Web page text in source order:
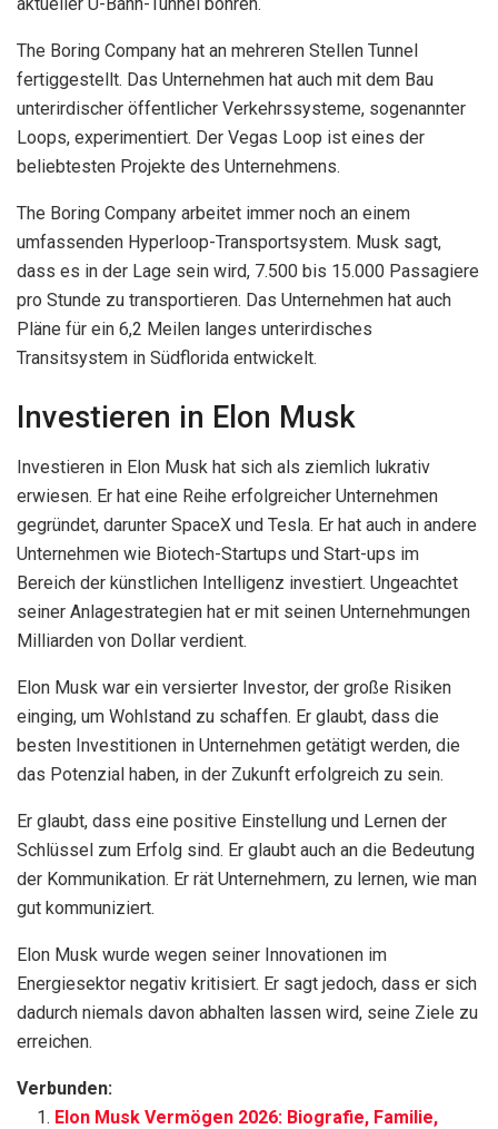
The Boring Company hat an mehreren Stellen Tunnel
fertiggestellt. Das Unternehmen hat auch mit dem Bau
unterirdischer öffentlicher Verkehrssysteme, sogenannter
Loops, experimentiert. Der Vegas Loop ist eines der
beliebtesten Projekte des Unternehmens.
The Boring Company arbeitet immer noch an einem
umfassenden Hyperloop-Transportsystem. Musk sagt,
dass es in der Lage sein wird, 7.500 bis 15.000 Passagiere
pro Stunde zu transportieren. Das Unternehmen hat auch
Pläne für ein 6,2 Meilen langes unterirdisches
Transitsystem in Südflorida entwickelt.
Investieren in Elon Musk
Investieren in Elon Musk hat sich als ziemlich lukrativ
erwiesen. Er hat eine Reihe erfolgreicher Unternehmen
gegründet, darunter SpaceX und Tesla. Er hat auch in andere
Unternehmen wie Biotech-Startups und Start-ups im
Bereich der künstlichen Intelligenz investiert. Ungeachtet
seiner Anlagestrategien hat er mit seinen Unternehmungen
Milliarden von Dollar verdient.
Elon Musk war ein versierter Investor, der große Risiken
einging, um Wohlstand zu schaffen. Er glaubt, dass die
besten Investitionen in Unternehmen getätigt werden, die
das Potenzial haben, in der Zukunft erfolgreich zu sein.
Er glaubt, dass eine positive Einstellung und Lernen der
Schlüssel zum Erfolg sind. Er glaubt auch an die Bedeutung
der Kommunikation. Er rät Unternehmern, zu lernen, wie man
gut kommuniziert.
Elon Musk wurde wegen seiner Innovationen im
Energiesektor negativ kritisiert. Er sagt jedoch, dass er sich
dadurch niemals davon abhalten lassen wird, seine Ziele zu
erreichen.
Verbunden:
Elon Musk Vermögen 2026: Biografie, Familie,